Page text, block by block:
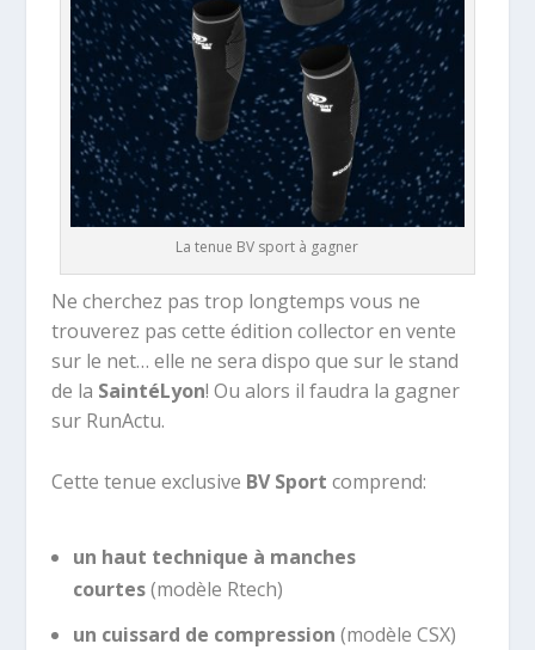
La tenue BV sport à gagner
Ne cherchez pas trop longtemps vous ne
trouverez pas cette édition collector en vente
sur le net… elle ne sera dispo que sur le stand
de la SaintéLyon! Ou alors il faudra la gagner
sur RunActu.
Cette tenue exclusive BV Sport comprend:
un haut technique à manches
courtes(modèle Rtech)
un cuissard de compression (modèle CSX)